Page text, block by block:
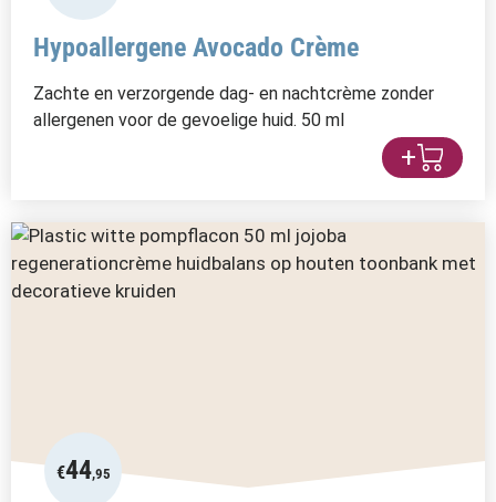
Hypoallergene Avocado Crème
Zachte en verzorgende dag- en nachtcrème zonder
allergenen voor de gevoelige huid. 50 ml
+
€44,95